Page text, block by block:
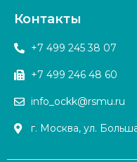
Контакты
+7 499 245 38 07
+7 499 246 48 60
info_ockk@rsmu.ru
г. Москва, ул.